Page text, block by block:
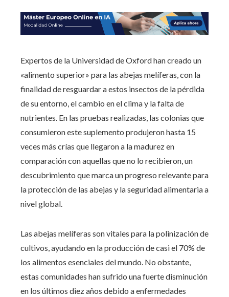
Expertos de la Universidad de Oxford han creado un
«alimento superior» para las abejas melíferas, con la
finalidad de resguardar a estos insectos de la pérdida
de su entorno, el cambio en el clima y la falta de
nutrientes. En las pruebas realizadas, las colonias que
consumieron este suplemento produjeron hasta 15
veces más crías que llegaron a la madurez en
comparación con aquellas que no lo recibieron, un
descubrimiento que marca un progreso relevante para
la protección de las abejas y la seguridad alimentaria a
nivel global.
Las abejas melíferas son vitales para la polinización de
cultivos, ayudando en la producción de casi el 70% de
los alimentos esenciales del mundo. No obstante,
estas comunidades han sufrido una fuerte disminución
en los últimos diez años debido a enfermedades